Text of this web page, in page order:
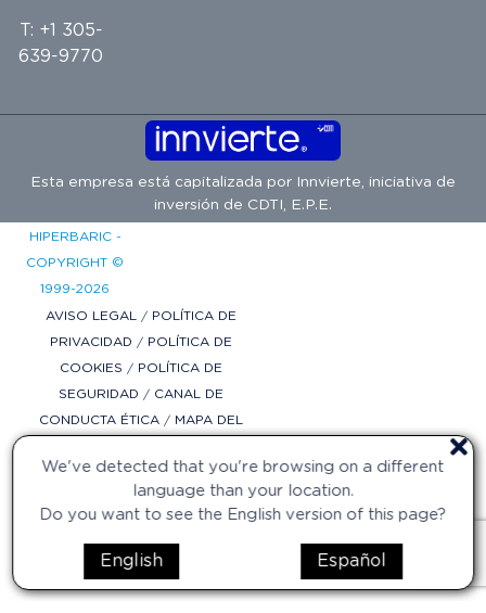
We've detected that you're browsing on a different
language than your location.
Do you want to see the English version of this page?
English Español
T: +1 305-
639-9770
Esta empresa está capitalizada por Innvierte, iniciativa de
inversión de CDTI, E.P.E.
HIPERBARIC -
COPYRIGHT ©
1999-2026
AVISO LEGAL / POLÍTICA DE
PRIVACIDAD / POLÍTICA DE
COOKIES / POLÍTICA DE
SEGURIDAD / CANAL DE
CONDUCTA ÉTICA / MAPA DEL
COOKIES
POR
DIFADI.COM